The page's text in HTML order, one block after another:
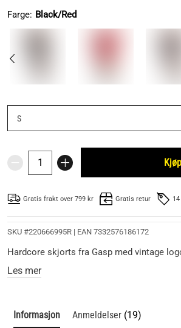
Farge: Black/Red
S
Kjøp
Gratis frakt over 799 kr Gratis retur
SKU #220666995R | EAN 7332576186172
Hardcore skjorts fra Gasp med vintage
Les mer
Informasjon Anmeldelser (19)